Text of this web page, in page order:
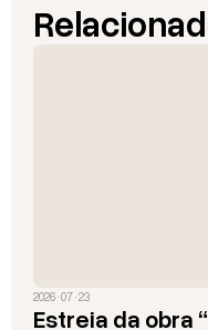
2026 · 07 · 23
Estreia da obra